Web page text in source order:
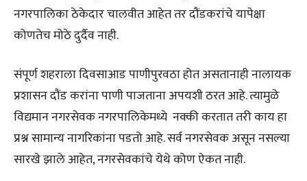
नगरपालिका ठेकेदार चालवीत आहेत तर दौंडकरांचे यापेक्षा
कोणतेच मोठे दुर्दैव नाही.
संपूर्ण शहराला दिवसाआड पाणीपुरवठा होत असतानाही नालायक
प्रशासन दौंड करांना पाणी पाजताना अपयशी ठरत आहे. त्यामुळे
विद्यमान नगरसेवक नगरपालिकेमध्ये नक्की करतात तरी काय हा
प्रश्न सामान्य नागरिकांना पडतो आहे. सर्व नगरसेवक असून नसल्या
सारखे झाले आहेत, नगरसेवकांचे येथे कोण ऐकत नाही.